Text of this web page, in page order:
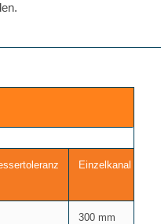
Einzelkanal
300 mm